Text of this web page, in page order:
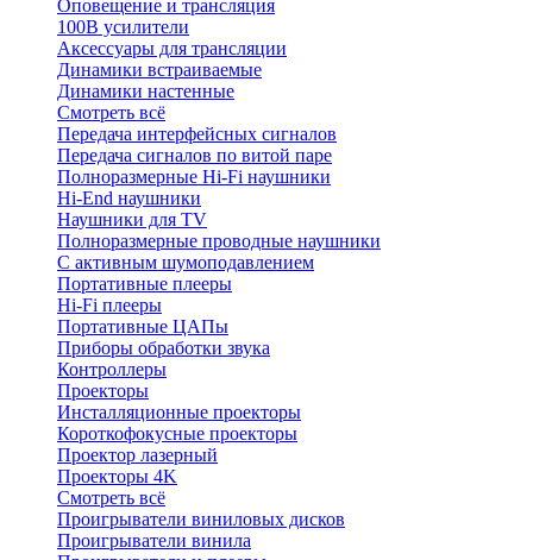
Оповещение и трансляция
100В усилители
Аксессуары для трансляции
Динамики встраиваемые
Динамики настенные
Смотреть всё
Передача интерфейсных сигналов
Передача сигналов по витой паре
Полноразмерные Hi-Fi наушники
Hi-End наушники
Наушники для TV
Полноразмерные проводные наушники
С активным шумоподавлением
Портативные плееры
Hi-Fi плееры
Портативные ЦАПы
Приборы обработки звука
Контроллеры
Проекторы
Инсталляционные проекторы
Короткофокусные проекторы
Проектор лазерный
Проекторы 4K
Смотреть всё
Проигрыватели виниловых дисков
Проигрыватели винила